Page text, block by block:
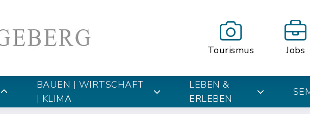
Tourismus Jobs
BAUEN | WIRTSCHAFT
| KLIMA
LEBEN &
ERLEBEN